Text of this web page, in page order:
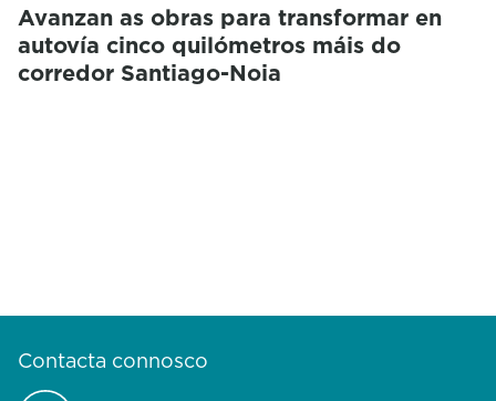
Avanzan as obras para transformar en
autovía cinco quilómetros máis do
corredor Santiago-Noia
Contacta connosco